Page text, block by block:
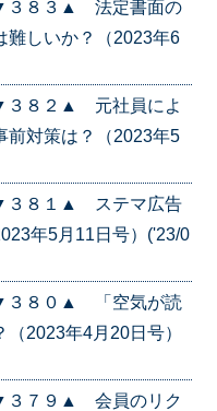
▼３８３▲ 法定書面の
難しいか？（2023年6
▼３８２▲ 元社員によ
前対策は？（2023年5
▼３８１▲ ステマ広告
年5月11日号）('23/0
▼３８０▲ 「空気が読
2023年4月20日号）
▼３７９▲ 会員のリク